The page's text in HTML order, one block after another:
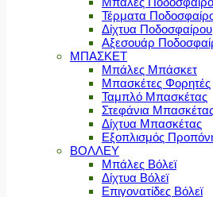
Τέρματα
Δίχτυα Ποδοσφαίρου
Αξεσουάρ
ΜΠΑΣΚΕΤ
Μπάλες Μπάσκετ
Μπασκέτες Φορητές
Ταμπλό Μπασκέτας
Στεφάνια
Δίχτυα Μπασκέτας
Εξοπλισμός
ΒΟΛΛΕΥ
Μπάλες Βόλεϊ
Δίχτυα Βόλεϊ
Επιγονατίδες Βόλεϊ